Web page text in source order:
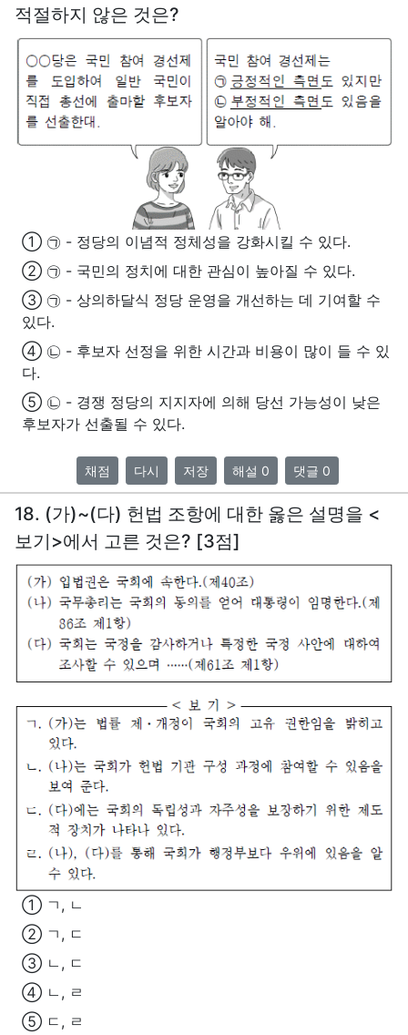
적절하지 않은 것은?
① ㉠ - 정당의 이념적 정체성을 강화시킬 수 있다.
② ㉠ - 국민의 정치에 대한 관심이 높아질 수 있다.
③ ㉠ - 상의하달식 정당 운영을 개선하는 데 기여할 수
있다.
④ ㉡ - 후보자 선정을 위한 시간과 비용이 많이 들 수 있
다.
⑤ ㉡ - 경쟁 정당의 지지자에 의해 당선 가능성이 낮은
후보자가 선출될 수 있다.
채점 다시 저장 해설 0 댓글 0
18. (가)~(다) 헌법 조항에 대한 옳은 설명을 <
보기>에서 고른 것은? [3점]
① ㄱ, ㄴ
② ㄱ, ㄷ
③ ㄴ, ㄷ
④ ㄴ, ㄹ
⑤ ㄷ, ㄹ